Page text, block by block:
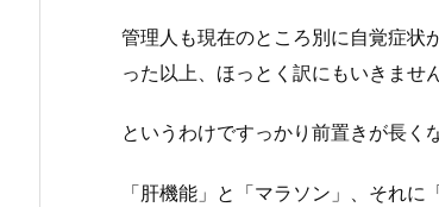
管理人も現在のところ別に自覚症状
った以上、ほっとく訳にもいきません
というわけですっかり前置きが長く
「肝機能」と「マラソン」、それに